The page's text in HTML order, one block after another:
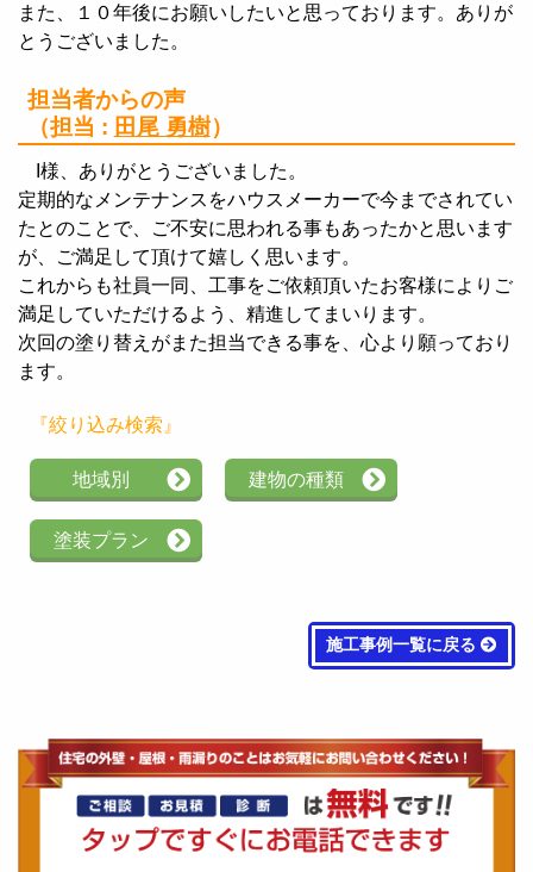
また、１０年後にお願いしたいと思っております。ありが
とうございました。
担当者からの声
（担当 : 田尾 勇樹）
I様、ありがとうございました。
定期的なメンテナンスをハウスメーカーで今までされてい
たとのことで、ご不安に思われる事もあったかと思います
が、ご満足して頂けて嬉しく思います。
これからも社員一同、工事をご依頼頂いたお客様によりご
満足していただけるよう、精進してまいります。
次回の塗り替えがまた担当できる事を、心より願っており
ます。
『絞り込み検索』
地域別 建物の種類
塗装プラン
施工事例一覧に戻る